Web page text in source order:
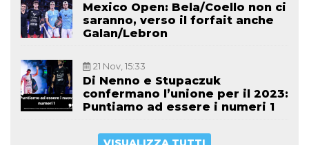
Mexico Open: Bela/Coello non ci
saranno, verso il forfait anche
Galan/Lebron
21 Nov, 15:33
Di Nenno e Stupaczuk
confermano l’unione per il 2023:
Puntiamo ad essere i numeri 1